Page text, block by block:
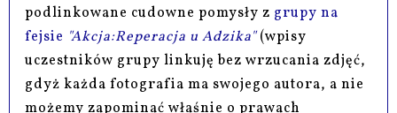
podlinkowane cudowne pomysły z grupy na
fejsie "Akcja:Reperacja u Adzika"(wpisy
uczestników grupy linkuję bez wrzucania zdjęć,
gdyż każda fotografia ma swojego autora, a nie
możemy zapominać właśnie o prawach